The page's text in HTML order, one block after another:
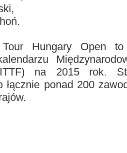
Hungary Open to
na 2015 rok.
łącznie ponad 200